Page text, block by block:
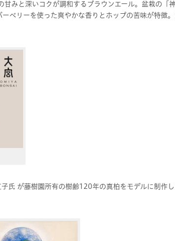
みと深いコクが調和するブラウンエール。盆栽の「
ベリーを使った爽やかな香りとホップの苦味が特徴
氏 が藤樹園所有の樹齢120年の真柏をモデルに制作